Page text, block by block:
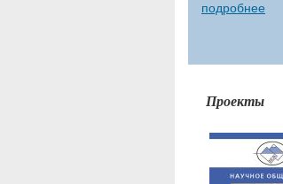
подробнее
Проекты